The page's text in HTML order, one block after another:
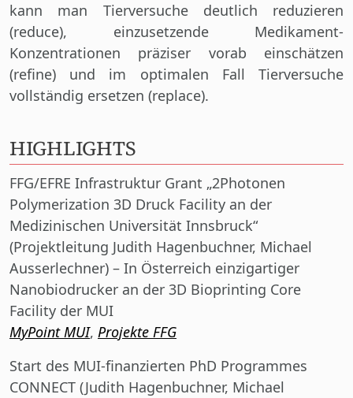
kann man Tierversuche deutlich reduzieren
(reduce), einzusetzende Medikament-
Konzentrationen präziser vorab einschätzen
(refine) und im optimalen Fall Tierversuche
vollständig ersetzen (replace).
HIGHLIGHTS
FFG/EFRE Infrastruktur Grant „2Photonen
Polymerization 3D Druck Facility an der
Medizinischen Universität Innsbruck“
(Projektleitung Judith Hagenbuchner, Michael
Ausserlechner) – In Österreich einzigartiger
Nanobiodrucker an der 3D Bioprinting Core
Facility der MUI
MyPoint MUI, Projekte FFG
Start des MUI-finanzierten PhD Programmes
CONNECT (Judith Hagenbuchner, Michael